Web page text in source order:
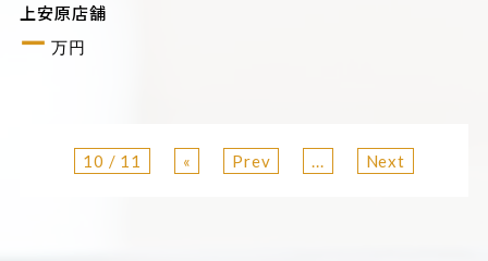
上安原店舗
ー 万円
10 / 11 « Prev ... Next